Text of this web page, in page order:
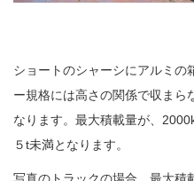
ショートのシャーシにアルミの
ー規格には高さの関係で収まら
なります。最大積載量が、
５t未満となります。